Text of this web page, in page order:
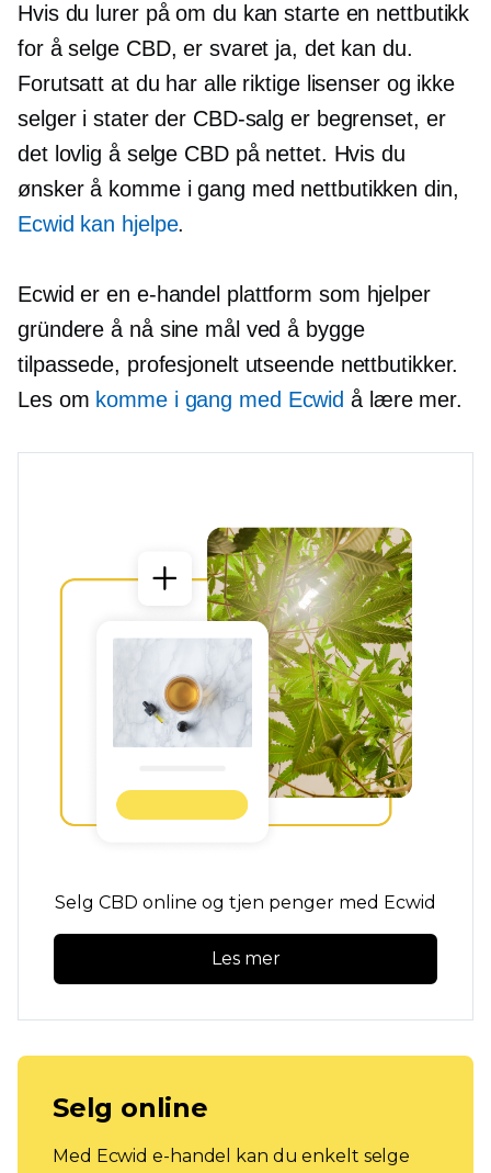
Hvis du lurer på om du kan starte en nettbutikk
for å selge CBD, er svaret ja, det kan du.
Forutsatt at du har alle riktige lisenser og ikke
selger i stater der CBD-salg er begrenset, er
det lovlig å selge CBD på nettet. Hvis du
ønsker å komme i gang med nettbutikken din,
Ecwid kan hjelpe.
Ecwid er en e-handel plattform som hjelper
gründere å nå sine mål ved å bygge
tilpassede, profesjonelt utseendenettbutikker.
Les om komme i gang med Ecwid å lære mer.
Selg CBD online og tjen penger med Ecwid
Les mer
Selg online
Med Ecwid e-handel kan du enkelt selge